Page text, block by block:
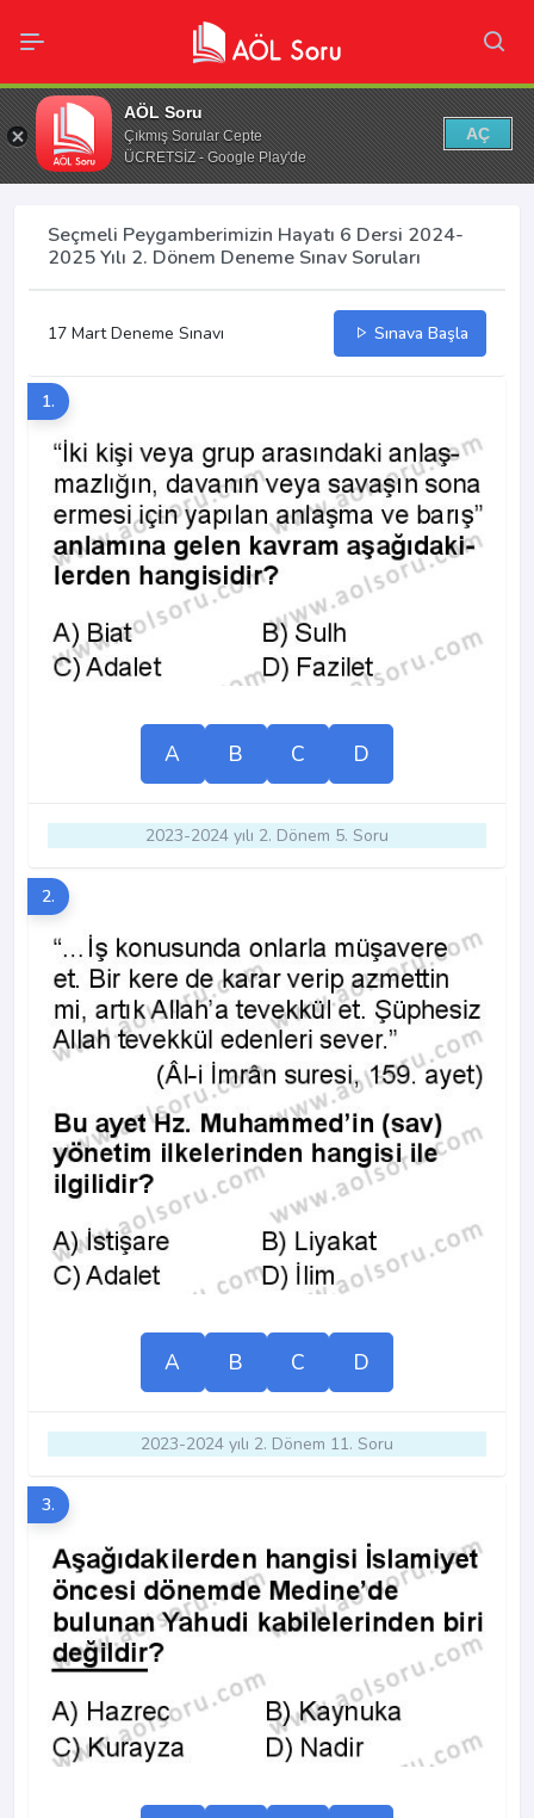
AÖL Soru
Çıkmış Sorular Cepte
ÜCRETSİZ - Google Play'de
AÇ
Seçmeli Peygamberimizin Hayatı 6 Dersi 2024-
2025 Yılı 2. Dönem Deneme Sınav Soruları
17 Mart Deneme Sınavı Sınava Başla
1.
A B C D
2023-2024 yılı 2. Dönem 5. Soru
2.
A B C D
2023-2024 yılı 2. Dönem 11. Soru
3.